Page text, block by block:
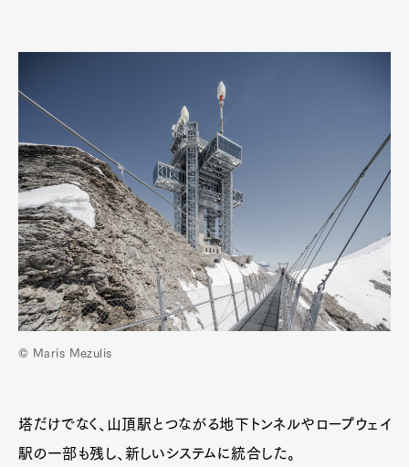
© Maris Mezulis
塔だけでなく、山頂駅とつながる地下トンネルやロープウェイ
駅の一部も残し、新しいシステムに統合した。